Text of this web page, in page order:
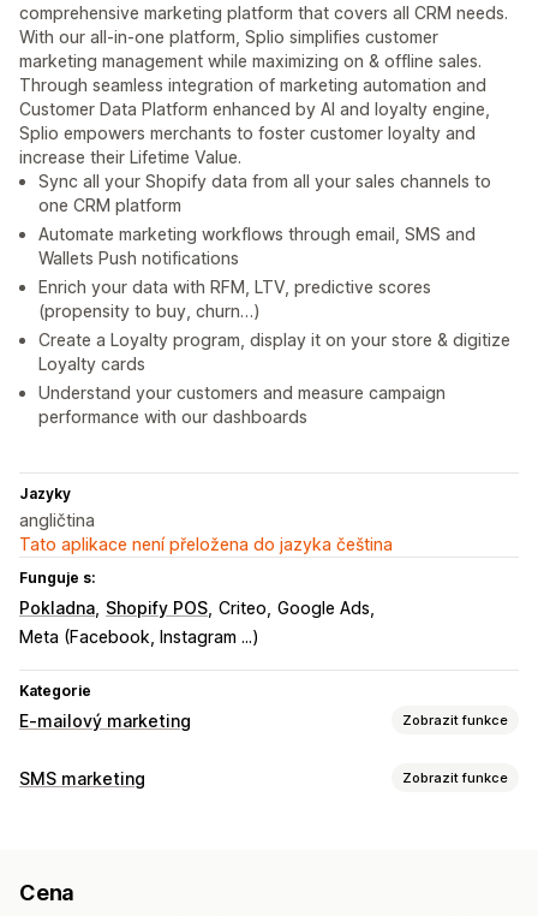
comprehensive marketing platform that covers all CRM needs.
With our all-in-one platform, Splio simplifies customer
marketing management while maximizing on & offline sales.
Through seamless integration of marketing automation and
Customer Data Platform enhanced by AI and loyalty engine,
Splio empowers merchants to foster customer loyalty and
increase their Lifetime Value.
Sync all your Shopify data from all your sales channels to
one CRM platform
Automate marketing workflows through email, SMS and
Wallets Push notifications
Enrich your data with RFM, LTV, predictive scores
(propensity to buy, churn…)
Create a Loyalty program, display it on your store & digitize
Loyalty cards
Understand your customers and measure campaign
performance with our dashboards
Jazyky
angličtina
Tato aplikace není přeložena do jazyka čeština
Funguje s:
Pokladna Shopify POS Criteo Google Ads
Meta (Facebook, Instagram ...)
Kategorie
E-mailový marketing Zobrazit funkce
Typy kampaní
Cross-sellingové e-maily
SMS marketing Zobrazit funkce
Dodržování předpisů
Cena